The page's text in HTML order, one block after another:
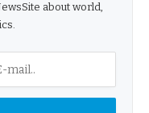
about world,